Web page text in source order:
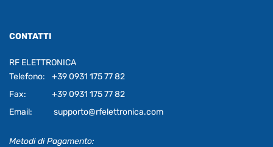
CONTATTI
RF ELETTRONICA
Telefono:
+39 0931 175 77 82
Fax:
+39 0931 175 77 82
Email:
supporto@rfelettronica.com
Metodi di Pagamento: